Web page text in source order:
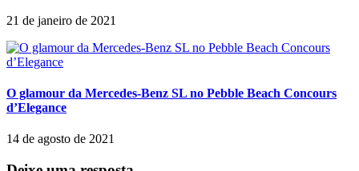
21 de janeiro de 2021
O glamour da Mercedes-Benz SL no Pebble Beach Concours
d’Elegance
14 de agosto de 2021